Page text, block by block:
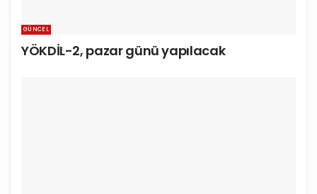
GÜNCEL
YÖKDİL-2, pazar günü yapılacak